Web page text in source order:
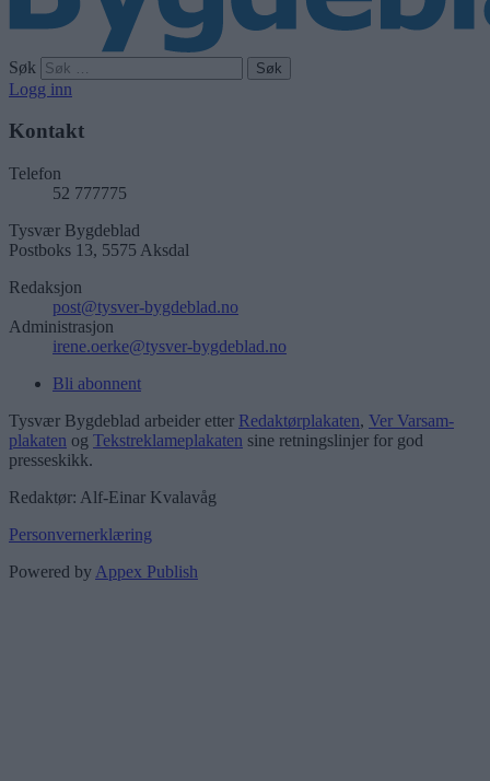
Søk
Logg inn
Kontakt
Telefon
52 777775
Tysvær Bygdeblad
Postboks 13, 5575 Aksdal
Redaksjon
post@tysver-bygdeblad.no
Administrasjon
irene.oerke@tysver-bygdeblad.no
Bli abonnent
Tysvær Bygdeblad arbeider etter Redaktørplakaten, Ver Varsam-
plakaten og Tekstreklameplakaten sine retningslinjer for god
presseskikk.
Redaktør: Alf-Einar Kvalavåg
Personvernerklæring
Powered by Appex Publish